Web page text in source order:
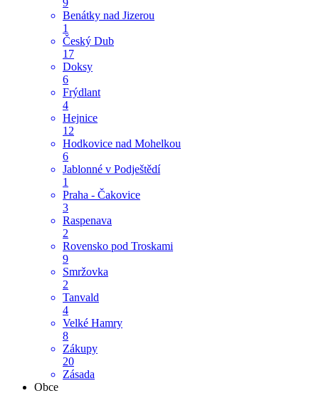
9
Benátky nad Jizerou
1
Český Dub
17
Doksy
6
Frýdlant
4
Hejnice
12
Hodkovice nad Mohelkou
6
Jablonné v Podještědí
1
Praha - Čakovice
3
Raspenava
2
Rovensko pod Troskami
9
Smržovka
2
Tanvald
4
Velké Hamry
8
Zákupy
20
Zásada
Obce